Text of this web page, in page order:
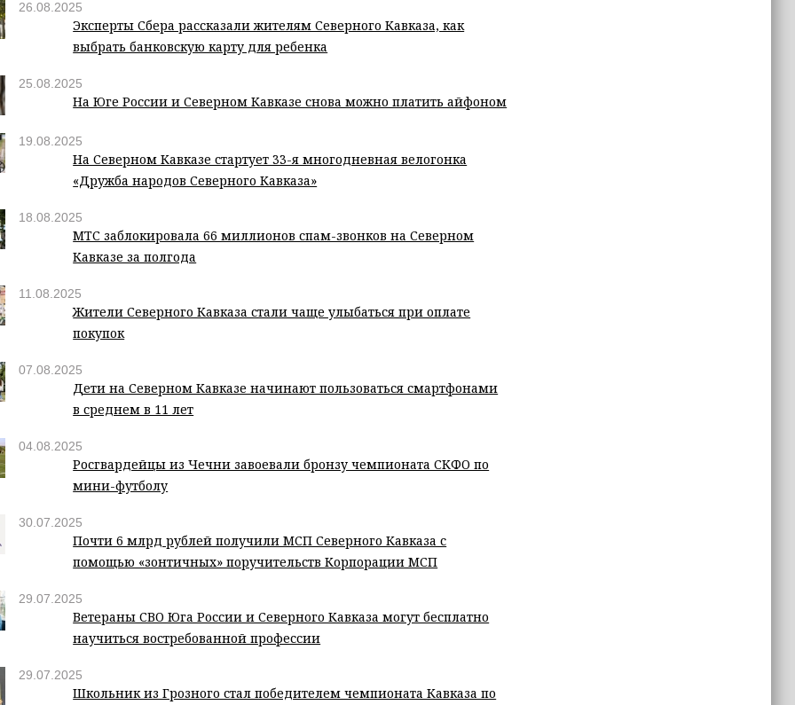
26.08.2025
Эксперты Сбера рассказали жителям Северного Кавказа, как
выбрать банковскую карту для ребенка
25.08.2025
На Юге России и Северном Кавказе снова можно платить айфоном
19.08.2025
На Северном Кавказе стартует 33-я многодневная велогонка
«Дружба народов Северного Кавказа»
18.08.2025
МТС заблокировала 66 миллионов спам-звонков на Северном
Кавказе за полгода
11.08.2025
Жители Северного Кавказа стали чаще улыбаться при оплате
покупок
07.08.2025
Дети на Северном Кавказе начинают пользоваться смартфонами
в среднем в 11 лет
04.08.2025
Росгвардейцы из Чечни завоевали бронзу чемпионата СКФО по
мини-футболу
30.07.2025
Почти 6 млрд рублей получили МСП Северного Кавказа с
помощью «зонтичных» поручительств Корпорации МСП
29.07.2025
Ветераны СВО Юга России и Северного Кавказа могут бесплатно
научиться востребованной профессии
29.07.2025
Школьник из Грозного стал победителем чемпионата Кавказа по